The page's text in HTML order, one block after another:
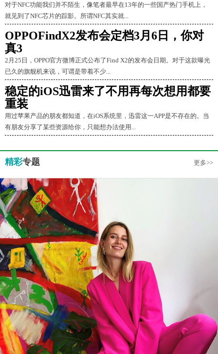
对于NFC功能我们并不陌生，像笔者最早在13年的一些国产热门手机上，
就见到了NFC芯片的踪影。所谓NFC其实就...
OPPOFindX2发布会定档3月6日，你对
真3
2月25日，OPPO官方微博正式公布了Find X2的发布会日期。对于这款曝光
已久的旗舰机来说，可谓是带着不少...
稳定的iOS迅雷来了不用再每次想用都要
重装
用过苹果产品的朋友都知道，在iOS系统里，迅雷这一APP是不存在的。当
有朋友分享了某些资源给你，只能想办法使用...
精彩专题 更多>>